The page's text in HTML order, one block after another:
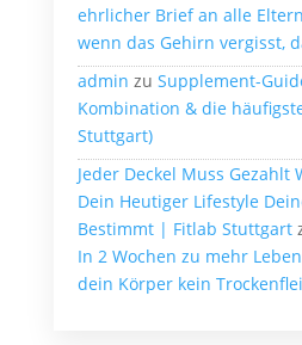
ehrlicher Brief an alle
wenn das Gehirn vergisst,
admin zu Supplement-
Kombination & die
Stuttgart)
Jeder Deckel Muss Gezahlt
Dein Heutiger Lifestyle
Bestimmt | Fitlab Stuttgart
In 2 Wochen zu mehr
dein Körper kein